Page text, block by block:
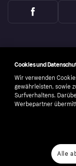
number: 556737-0431
Cookies und
Wir verwenden
gewährleisten, sowie
Surfverhaltens.
Werbepartner
Alle